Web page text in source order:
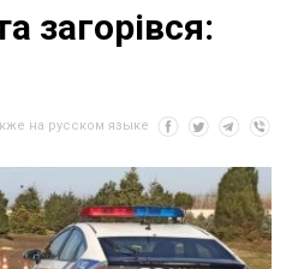
загорівся:
на русском языке